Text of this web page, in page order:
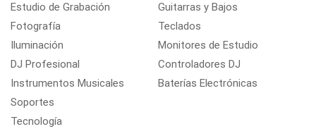
Estudio de Grabación
Fotografía
Iluminación
DJ Profesional
Instrumentos Musicales
Soportes
Tecnología
Guitarras y Bajos
Teclados
Monitores de Estudio
Controladores DJ
Baterías Electrónicas